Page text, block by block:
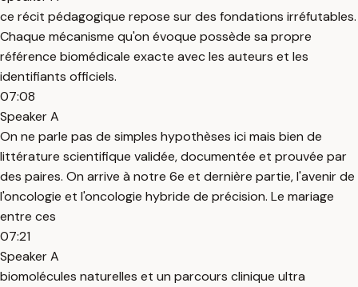
ce récit pédagogique repose sur des fondations irréfutables.
Chaque mécanisme qu'on évoque possède sa propre
référence biomédicale exacte avec les auteurs et les
identifiants officiels.
07:08
Speaker A
On ne parle pas de simples hypothèses ici mais bien de
littérature scientifique validée, documentée et prouvée par
des paires. On arrive à notre 6e et dernière partie, l'avenir de
l'oncologie et l'oncologie hybride de précision. Le mariage
entre ces
07:21
Speaker A
biomolécules naturelles et un parcours clinique ultra